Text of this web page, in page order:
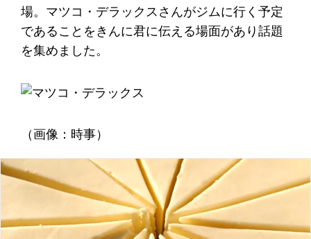
場。マツコ・デラックスさんがジムに行く予定
であることをきんに君に伝える場面があり話題
を集めました。
（画像：時事）